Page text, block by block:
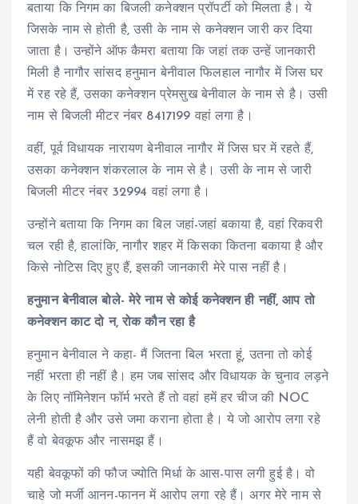
बताया कि निगम का बिजली कनेक्शन प्रॉपर्टी को मिलता है। ये
जिसके नाम से होती है, उसी के नाम से कनेक्शन जारी कर दिया
जाता है। उन्होंने ऑफ कैमरा बताया कि जहां तक उन्हें जानकारी
मिली है नागौर सांसद हनुमान बेनीवाल फिलहाल नागौर में जिस घर
में रह रहे हैं, उसका कनेक्शन प्रेमसुख बेनीवाल के नाम से है। उसी
नाम से बिजली मीटर नंबर 8417199 वहां लगा है।
वहीं, पूर्व विधायक नारायण बेनीवाल नागौर में जिस घर में रहते हैं,
उसका कनेक्शन शंकरलाल के नाम से है। उसी के नाम से जारी
बिजली मीटर नंबर 32994 वहां लगा है।
उन्होंने बताया कि निगम का बिल जहां-जहां बकाया है, वहां रिकवरी
चल रही है, हालांकि, नागौर शहर में किसका कितना बकाया है और
किसे नोटिस दिए हुए हैं, इसकी जानकारी मेरे पास नहीं है।
हनुमान बेनीवाल बोले- मेरे नाम से कोई कनेक्शन ही नहीं, आप तो
कनेक्शन काट दो न, रोक कौन रहा है
हनुमान बेनीवाल ने कहा- मैं जितना बिल भरता हूं, उतना तो कोई
नहीं भरता ही नहीं है। हम जब सांसद और विधायक के चुनाव लड़ने
के लिए नॉमिनेशन फॉर्म भरते हैं तो वहां हमें हर चीज की NOC
लेनी होती है और उसे जमा कराना होता है। ये जो आरोप लगा रहे
हैं वो बेवकूफ और नासमझ हैं।
यही बेवकूफों की फौज ज्योति मिर्धा के आस-पास लगी हुई है। वो
चाहे जो मर्जी आनन-फानन में आरोप लगा रहे हैं। अगर मेरे नाम से